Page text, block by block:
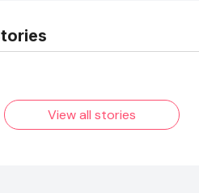
एक
से यूट्यूबर
फिल्मों का जादू और
View all stories